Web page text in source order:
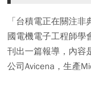
「台積電正在關注
國電機電子工程師學
刊出一篇報導，內容
公司Avicena，生產